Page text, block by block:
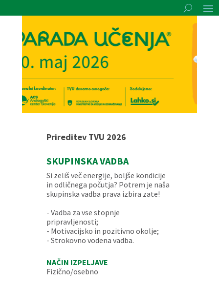
Prireditev TVU 2026
SKUPINSKA VADBA
Si zeliš več energije, boljše kondicije
in odličnega počutja? Potrem je naša
skupinska vadba prava izbira zate!
- Vadba za vse stopnje
pripravljenosti;
- Motivacijsko in pozitivno okolje;
- Strokovno vodena vadba.
NAČIN IZPELJAVE
Fizično/osebno